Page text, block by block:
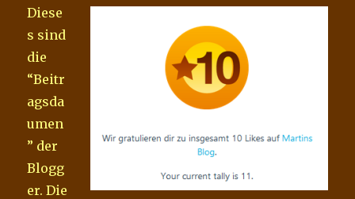
Diese
s sind
die
“Beitr
agsda
umen
” der
Blogg
er. Die